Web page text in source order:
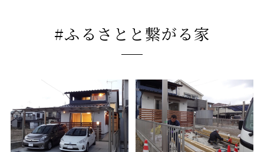
#ふるさとと繋がる家